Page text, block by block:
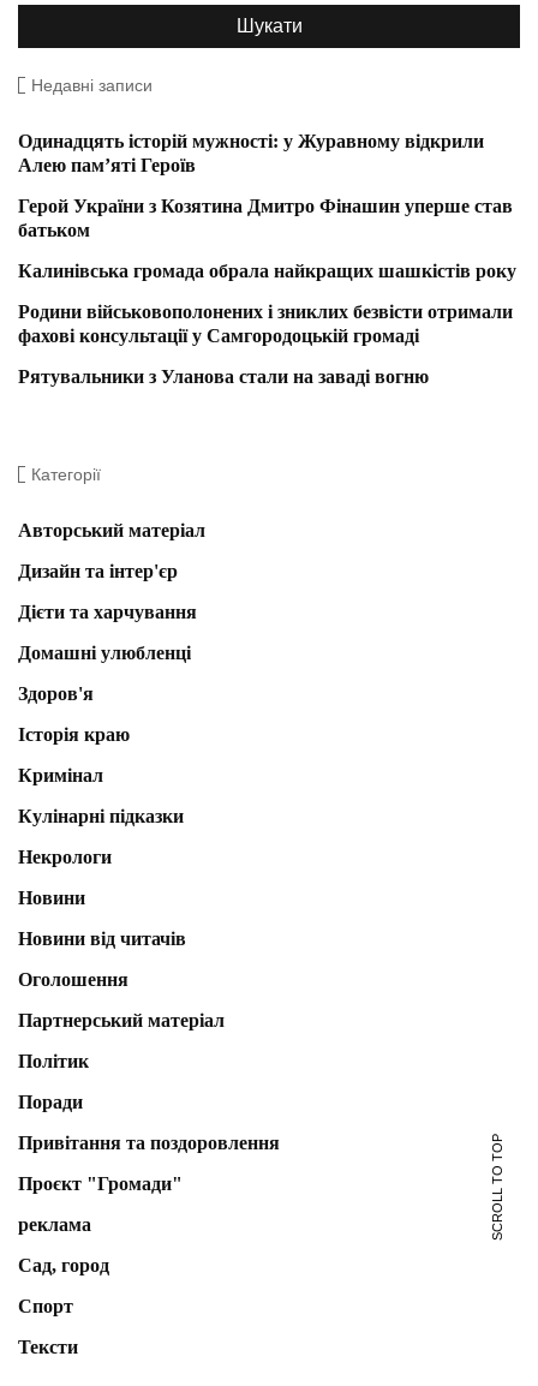
Недавні записи
Одинадцять історій мужності: у Журавному відкрили
Алею пам’яті Героїв
Герой України з Козятина Дмитро Фінашин уперше став
батьком
Калинівська громада обрала найкращих шашкістів року
Родини військовополонених і зниклих безвісти отримали
фахові консультації у Самгородоцькій громаді
Рятувальники з Уланова стали на заваді вогню
Категорії
Авторський матеріал
Дизайн та інтер'єр
Дієти та харчування
Домашні улюбленці
Здоров'я
Історія краю
Кримінал
Кулінарні підказки
Некрологи
Новини
Новини від читачів
Оголошення
Партнерський матеріал
Політик
Поради
Привітання та поздоровлення
Проєкт "Громади"
реклама
Сад, город
Спорт
Тексти
SCROLL TO TOP